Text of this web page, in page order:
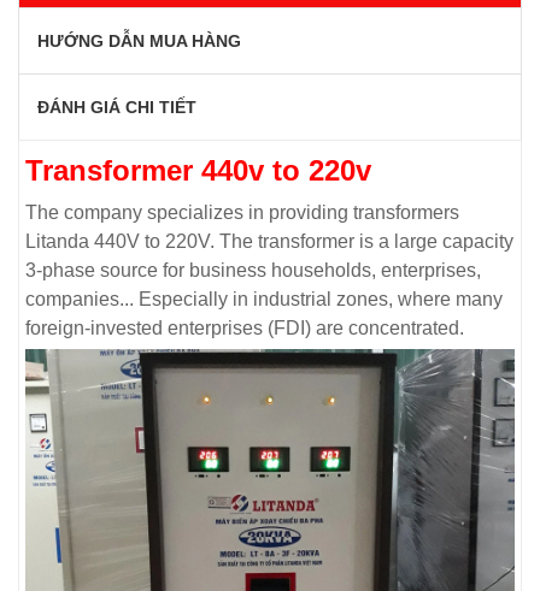
HƯỚNG DẪN MUA HÀNG
ĐÁNH GIÁ CHI TIẾT
Transformer 440v to 220v
The company specializes in providing transformers
Litanda 440V to 220V. The transformer is a large capacity
3-phase source for business households, enterprises,
companies... Especially in industrial zones, where many
foreign-invested enterprises (FDI) are concentrated.